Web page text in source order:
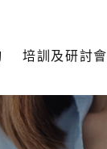
培訓及研討會